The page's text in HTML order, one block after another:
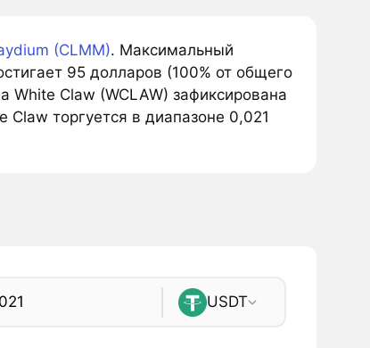
(CLMM). Максимальный
95 долларов (100% от общего
Claw (WCLAW) зафиксирована
торгуется в диапазоне 0,021
USDT